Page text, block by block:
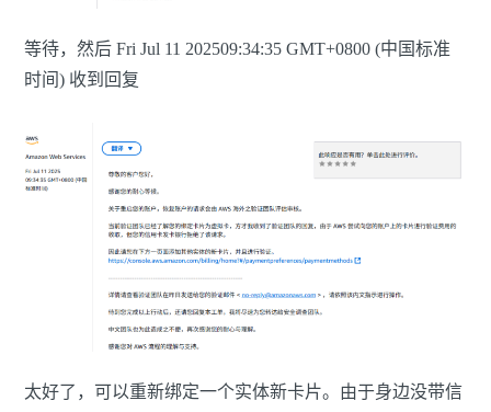
等待，然后 Fri Jul 11 202509:34:35 GMT+0800 (中国标准
时间) 收到回复
太好了，可以重新绑定一个实体新卡片。由于身边没带信